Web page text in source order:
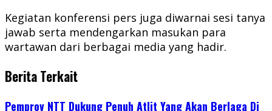
Kegiatan konferensi pers juga diwarnai sesi tanya
jawab serta mendengarkan masukan para
wartawan dari berbagai media yang hadir.
Berita Terkait
Pemprov NTT Dukung Penuh Atlit Yang Akan Berlaga Di